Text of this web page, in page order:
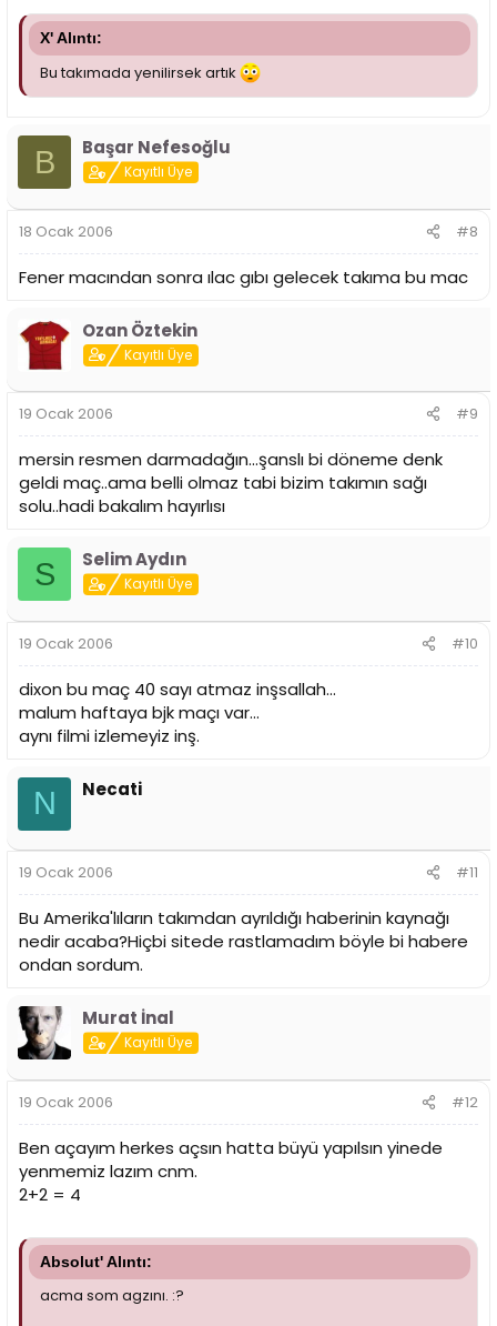
X' Alıntı:
Bu takımada yenilirsek artık
B Başar Nefesoğlu
Kayıtlı Üye
18 Ocak 2006 #8
Fener macından sonra ılac gıbı gelecek takıma bu mac
Ozan Öztekin
Kayıtlı Üye
19 Ocak 2006 #9
mersin resmen darmadağın...şanslı bi döneme denk
geldi maç..ama belli olmaz tabi bizim takımın sağı
solu..hadi bakalım hayırlısı
S Selim Aydın
Kayıtlı Üye
19 Ocak 2006 #10
dixon bu maç 40 sayı atmaz inşsallah...
malum haftaya bjk maçı var...
aynı filmi izlemeyiz inş.
N Necati
19 Ocak 2006 #11
Bu Amerika'lıların takımdan ayrıldığı haberinin kaynağı
nedir acaba?Hiçbi sitede rastlamadım böyle bi habere
ondan sordum.
Murat İnal
Kayıtlı Üye
19 Ocak 2006 #12
Ben açayım herkes açsın hatta büyü yapılsın yinede
yenmemiz lazım cnm.
2+2 = 4
Absolut' Alıntı:
acma som agzını. :?